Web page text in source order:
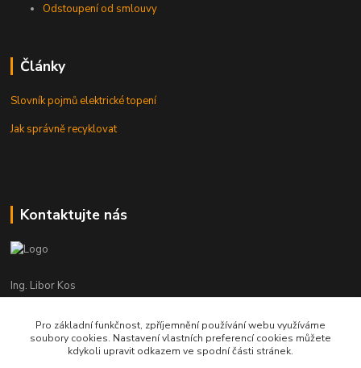
Odstoupení od smlouvy
Články
Slovník pojmů elektrické topení
Jak správně recyklovat
Kontaktujte nás
Ing. Libor Kos
+420 601 555 225
(Po-Pá: 8-17:00 hod.)
info@infrasystemy.cz
Pro základní funkčnost, zpříjemnění používání webu využíváme
soubory cookies. Nastavení vlastních preferencí cookies můžete
kdykoli upravit odkazem ve spodní části stránek.